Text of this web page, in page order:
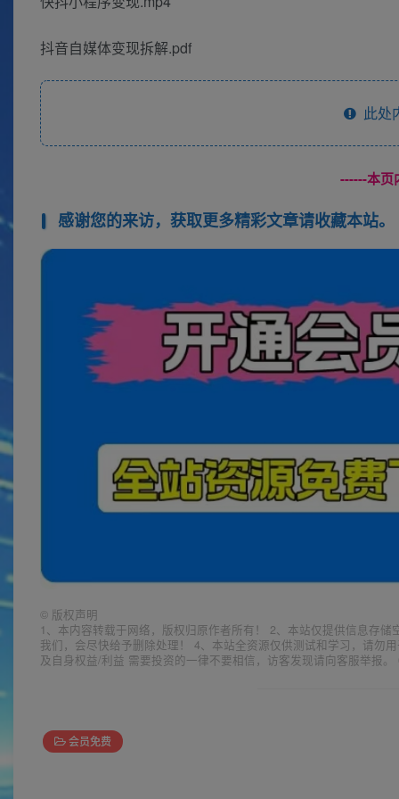
抖音自媒体变现拆解.pdf
此处
------本页
感谢您的来访，获取更多精彩文章请收藏本站。
© 版权声明
1、本内容转载于网络，版权归原作者所有！ 2、本站仅提供信息存
我们，会尽快给予删除处理！ 4、本站全资源仅供测试和学习，请勿
及自身权益/利益 需要投资的一律不要相信，访客发现请向客服举报
会员免费